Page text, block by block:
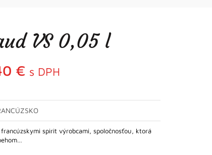
VS 0,05 l
€ s DPH
spirit výrobcami, spoločnosťou, ktorá